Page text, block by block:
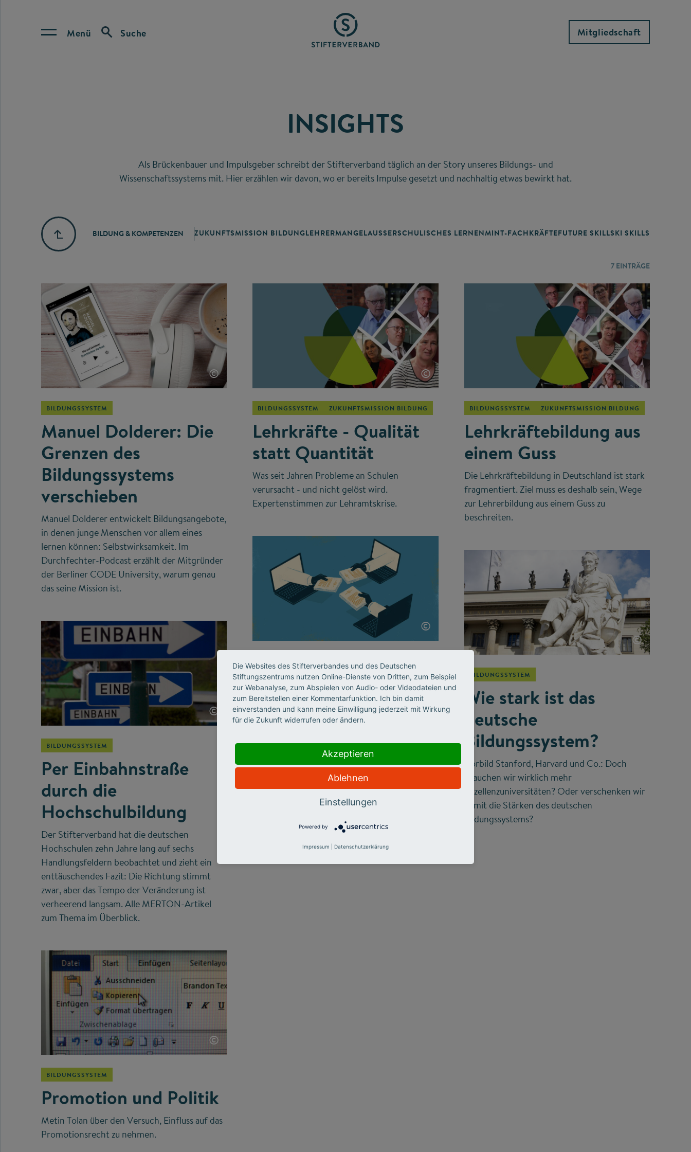
Menü Suche Mitgliedschaft
INSIGHTS
Als Brückenbauer und Impulsgeber schreibt der Stifterverband täglich an der Story unseres Bildungs- und
Wissenschaftssystems mit. Hier erzählen wir davon, wo er bereits Impulse gesetzt und nachhaltig etwas bewirkt hat.
BILDUNG & KOMPETENZEN ZUKUNFTSMISSION BILDUNGLEHRERMANGELAUSSERSCHULISCHES LERNEN MINT-FACHKRÄFTEFUTURE SKILLSKI SKILLS
7 EINTRÄGE
©
BILDUNGSSYSTEM
Manuel Dolderer: Die
Grenzen des
Bildungssystems
verschieben
Manuel Dolderer entwickelt Bildungsangebote,
in denen junge Menschen vor allem eines
lernen können: Selbstwirksamkeit. Im
Durchfechter-Podcast erzählt der Mitgründer
der Berliner CODE University, warum genau
das seine Mission ist.
©
BILDUNGSSYSTEM ZUKUNFTSMISSION BILDUNG
Lehrkräfte - Qualität
statt Quantität
Was seit Jahren Probleme an Schulen
verursacht - und nicht gelöst wird.
Expertenstimmen zur Lehramtskrise.
©
BILDUNGSSYSTEM ZUKUNFTSMISSION BILDUNG
Lehrkräftebildung aus
einem Guss
Die Lehrkräftebildung in Deutschland ist stark
fragmentiert. Ziel muss es deshalb sein, Wege
zur Lehrerbildung aus einem Guss zu
beschreiten.
©
BILDUNGSSYSTEM
Per Einbahnstraße
durch die
Hochschulbildung
Der Stifterverband hat die deutschen
Hochschulen zehn Jahre lang auf sechs
Handlungsfeldern beobachtet und zieht ein
enttäuschendes Fazit: Die Richtung stimmt
zwar, aber das Tempo der Veränderung ist
verheerend langsam. Alle MERTON-Artikel
zum Thema im Überblick.
©
TU Nürnberg: Eine Uni
ganz neuen Stils
Modellcharakter entstehen: konsequent
interdisziplinär, mit innovativem
Fächerspektrum, neuen Lehrmethoden und
Departmentstruktur. Ein Interview mit
Wolfgang Hermann.
©
BILDUNGSSYSTEM
Wie stark ist das
deutsche
Bildungssystem?
Vorbild Stanford, Harvard und Co.: Doch
brauchen wir wirklich mehr
Exzellenzuniversitäten? Oder verschenken wir
damit die Stärken des deutschen
Bildungssystems?
©
BILDUNGSSYSTEM
Promotion und Politik
Metin Tolan über den Versuch, Einfluss auf das
Promotionsrecht zu nehmen.
Die Websites des Stifterverbandes und des Deutschen
Stiftungszentrums nutzen Online-Dienste von Dritten, zum Beispiel
zur Webanalyse, zum Abspielen von Audio- oder Videodateien und
zum Bereitstellen einer Kommentarfunktion. Ich bin damit
einverstanden und kann meine Einwilligung jederzeit mit Wirkung
für die Zukunft widerrufen oder ändern.
Akzeptieren
Ablehnen
Einstellungen
Powered by
Impressum Datenschutzerklärung